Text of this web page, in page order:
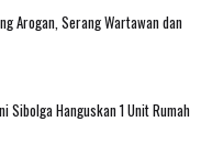
Arogan, Serang Wartawan dan
Sibolga Hanguskan 1 Unit Rumah